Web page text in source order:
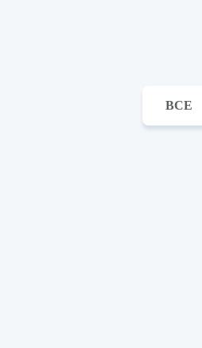
ВСЕ